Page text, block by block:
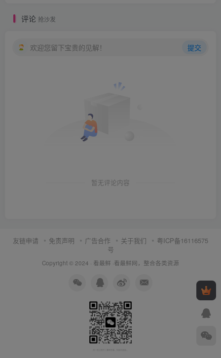
评论 抢沙发
欢迎您留下宝贵的见解！ 提交
暂无评论内容
友链申请 免责声明 广告合作 关于我们
粤ICP备16116575
号
Copyright © 2024 · 看最鲜 ·看最鲜网，整合各类资源